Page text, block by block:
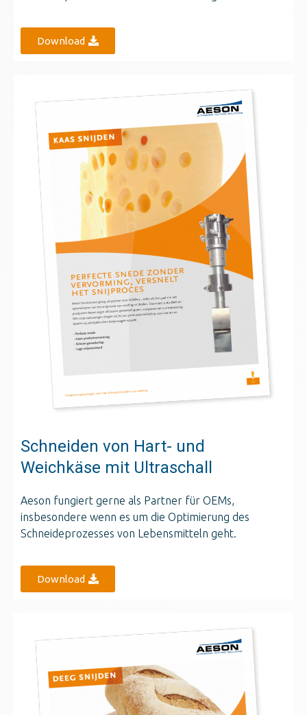
Download
Schneiden von Hart- und
Weichkäse mit Ultraschall
Aeson fungiert gerne als Partner für OEMs,
insbesondere wenn es um die Optimierung des
Schneideprozesses von Lebensmitteln geht.
Download